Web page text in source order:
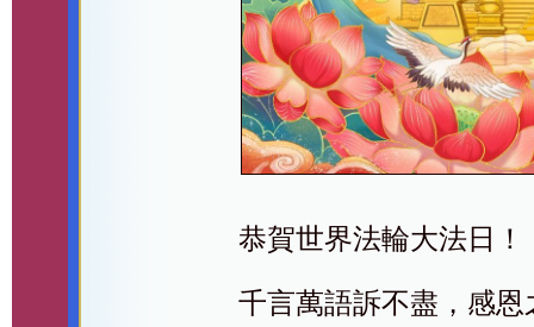
恭賀世界法輪大法日！
千言萬語訴不盡，感恩